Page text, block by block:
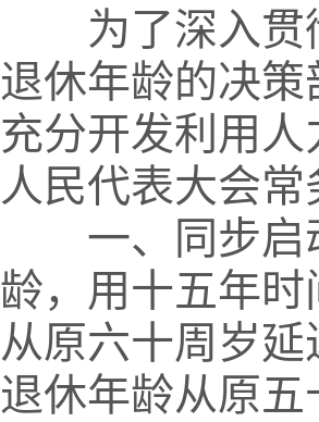
为了深入贯
退休年龄的决
充分开发利用
人民代表大会
一、同步启
龄，用十五年
从原六十周岁
退休年龄从原